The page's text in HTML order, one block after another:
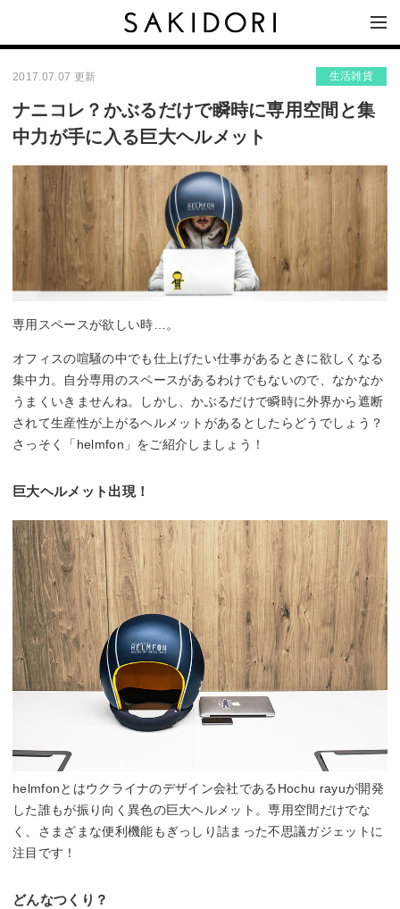
2017.07.07 更新 生活雑貨
ナニコレ？かぶるだけで瞬時に専用空間と集
中力が手に入る巨大ヘルメット
専用スペースが欲しい時…。
オフィスの喧騒の中でも仕上げたい仕事があるときに欲しくなる
集中力。自分専用のスペースがあるわけでもないので、なかなか
うまくいきませんね。しかし、かぶるだけで瞬時に外界から遮断
されて生産性が上がるヘルメットがあるとしたらどうでしょう？
さっそく「helmfon」をご紹介しましょう！
巨大ヘルメット出現！
helmfonとはウクライナのデザイン会社であるHochu rayuが開発
した誰もが振り向く異色の巨大ヘルメット。専用空間だけでな
く、さまざまな便利機能もぎっしり詰まった不思議ガジェットに
注目です！
どんなつくり？